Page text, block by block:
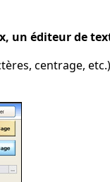
un éditeur de
centrage,